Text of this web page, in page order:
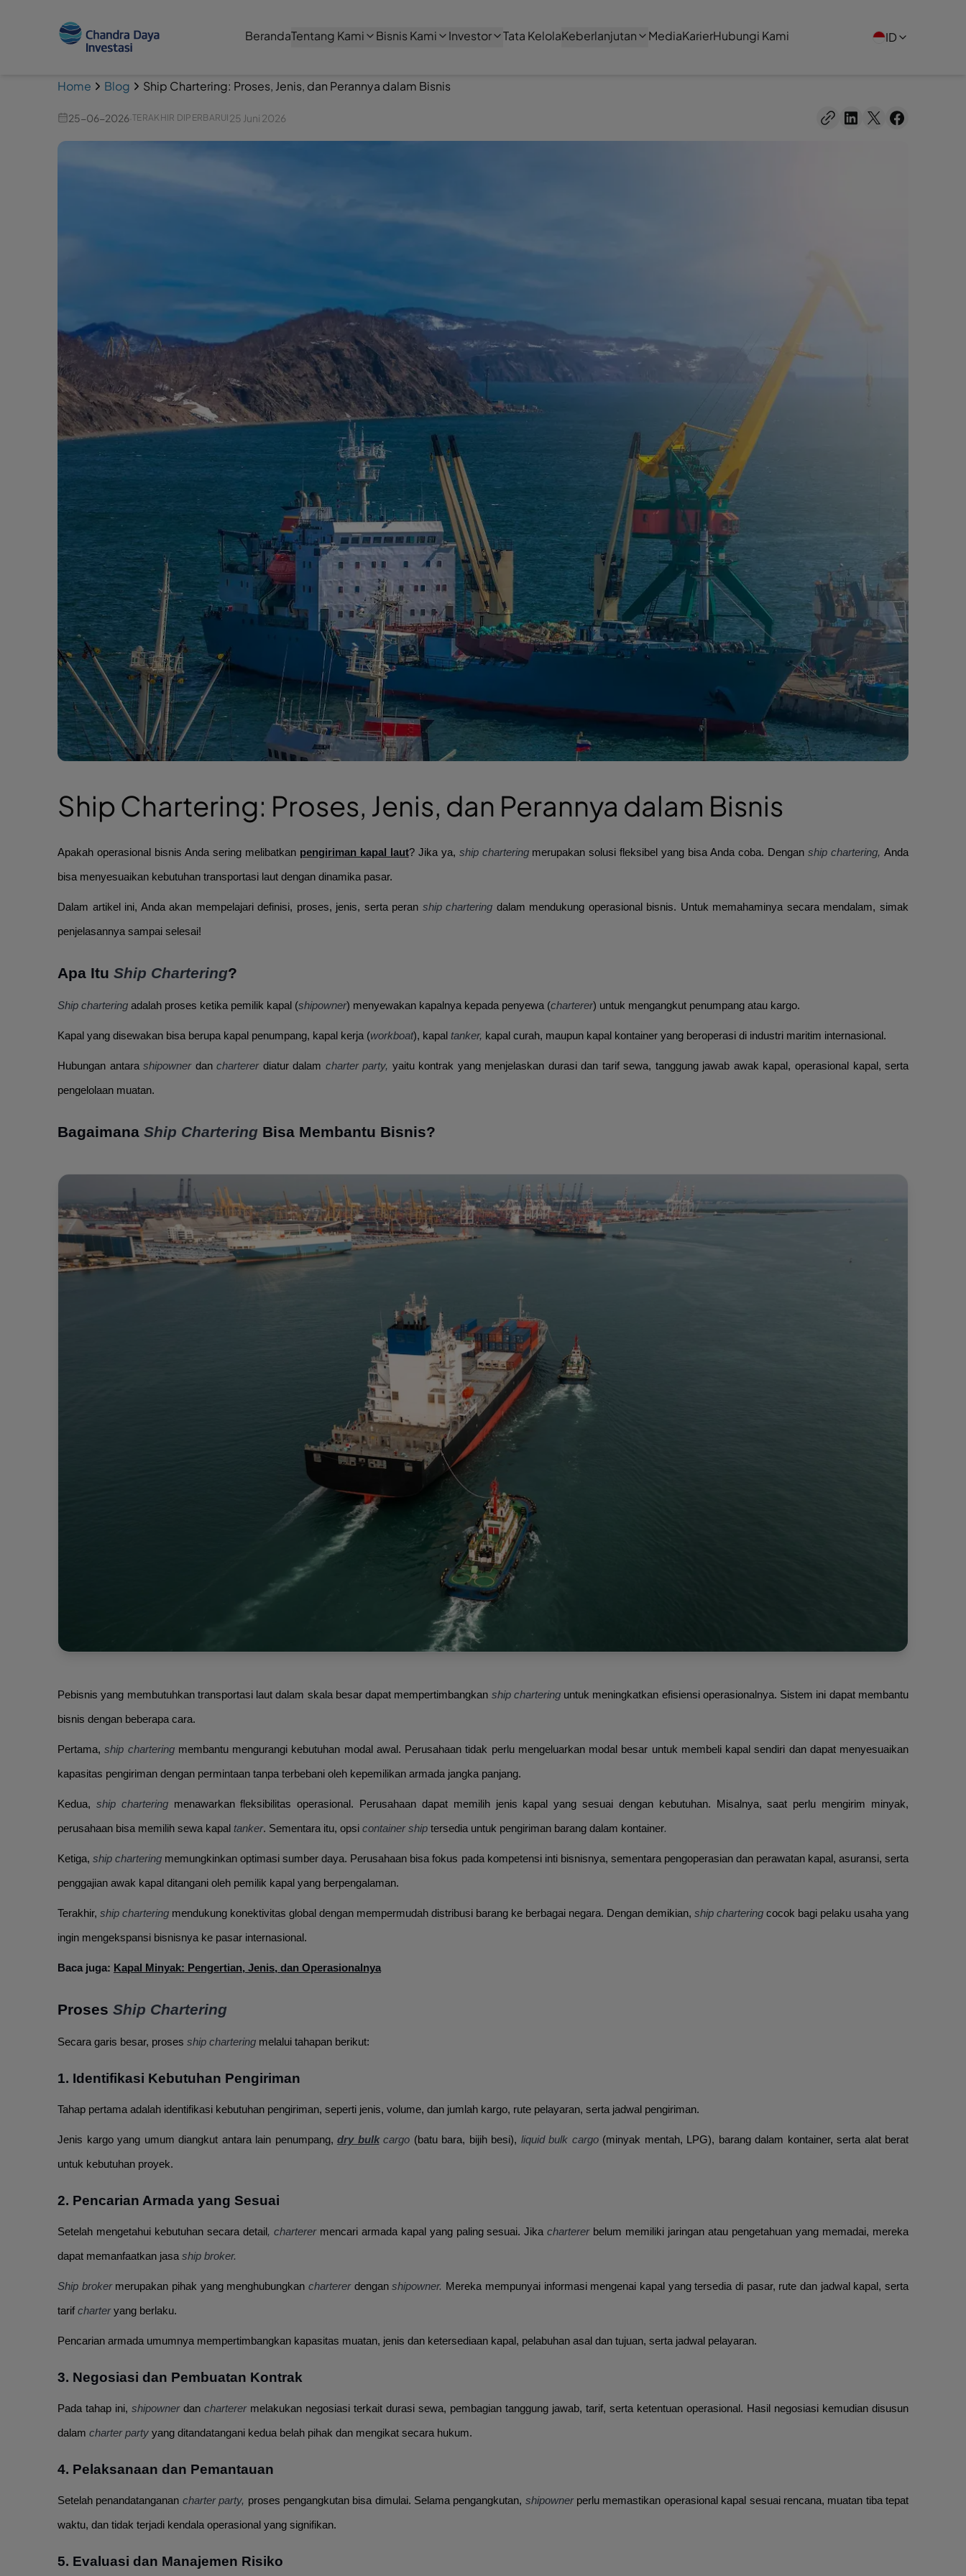
BerandaTentang Kami Bisnis Kami Investor Tata KelolaKeberlanjutan MediaKarierHubungi Kami ID
Home Blog Ship Chartering: Proses, Jenis, dan Perannya dalam Bisnis
25-06-2026·TERAKHIR DIPERBARUI 25 Juni 2026
Ship Chartering: Proses, Jenis, dan Perannya dalam Bisnis
Apakah operasional bisnis Anda sering melibatkan pengiriman kapal laut? Jika ya, ship chartering merupakan solusi fleksibel yang bisa Anda coba. Denganship chartering,Anda
bisa menyesuaikan kebutuhan transportasi laut dengan dinamika pasar.
Dalam artikel ini, Anda akan mempelajari definisi, proses, jenis, serta peran ship chartering dalam mendukung operasional bisnis. Untuk memahaminya secara mendalam, simak
penjelasannya sampai selesai!
Apa Itu Ship Chartering?
Ship chartering adalah proses ketika pemilik kapal (shipowner) menyewakan kapalnya kepada penyewa (charterer) untuk mengangkut penumpang atau kargo.
Kapal yang disewakan bisa berupa kapal penumpang, kapal kerja (workboat), kapal tanker, kapal curah, maupun kapal kontainer yang beroperasi di industri maritim internasional.
Hubungan antarashipowner dancharterer diatur dalam charter party, yaitu kontrak yang menjelaskan durasi dan tarif sewa, tanggung jawab awak kapal, operasional kapal, serta
pengelolaan muatan.
Bagaimana Ship Chartering Bisa Membantu Bisnis?
Pebisnis yang membutuhkan transportasi laut dalam skala besar dapat mempertimbangkan ship chartering untuk meningkatkan efisiensi operasionalnya. Sistem ini dapat membantu
bisnis dengan beberapa cara.
Pertama,ship charteringmembantu mengurangi kebutuhan modal awal. Perusahaan tidak perlu mengeluarkan modal besar untuk membeli kapal sendiri dan dapat menyesuaikan
kapasitas pengiriman dengan permintaan tanpa terbebani oleh kepemilikan armada jangka panjang.
Kedua, ship charteringmenawarkan fleksibilitas operasional. Perusahaan dapat memilih jenis kapal yang sesuai dengan kebutuhan. Misalnya, saat perlu mengirim minyak,
perusahaan bisa memilih sewa kapal tanker. Sementara itu, opsi container ship tersedia untuk pengiriman barang dalam kontainer.
Ketiga,ship chartering memungkinkan optimasi sumber daya. Perusahaan bisa fokus pada kompetensi inti bisnisnya, sementara pengoperasian dan perawatan kapal, asuransi, serta
penggajian awak kapal ditangani oleh pemilik kapal yang berpengalaman.
Terakhir, ship chartering mendukung konektivitas global dengan mempermudah distribusi barang ke berbagai negara. Dengan demikian, ship chartering cocok bagi pelaku usaha yang
ingin mengekspansi bisnisnya ke pasar internasional.
Baca juga: Kapal Minyak: Pengertian, Jenis, dan Operasionalnya
Proses Ship Chartering
Secara garis besar, proses ship chartering melalui tahapan berikut:
1. Identifikasi Kebutuhan Pengiriman
Tahap pertama adalah identifikasi kebutuhan pengiriman, seperti jenis, volume, dan jumlah kargo, rute pelayaran, serta jadwal pengiriman.
Jenis kargo yang umum diangkut antara lain penumpang, dry bulkcargo (batu bara, bijih besi), liquid bulk cargo(minyak mentah, LPG), barang dalam kontainer, serta alat berat
untuk kebutuhan proyek.
2. Pencarian Armada yang Sesuai
Setelah mengetahui kebutuhan secara detail , charterermencari armada kapal yang paling sesuai. Jikachartererbelum memiliki jaringan atau pengetahuan yang memadai, mereka
dapat memanfaatkan jasa ship broker.
Ship broker merupakan pihak yang menghubungkancharterer denganshipowner. Mereka mempunyai informasi mengenai kapal yang tersedia di pasar, rute dan jadwal kapal, serta
tarif charteryang berlaku.
Pencarian armada umumnya mempertimbangkan kapasitas muatan, jenis dan ketersediaan kapal, pelabuhan asal dan tujuan, serta jadwal pelayaran.
3. Negosiasi dan Pembuatan Kontrak
Pada tahap ini, shipowner dan charterer melakukan negosiasi terkait durasi sewa, pembagian tanggung jawab, tarif, serta ketentuan operasional. Hasil negosiasi kemudian disusun
dalam charter party yang ditandatangani kedua belah pihak dan mengikat secara hukum.
4. Pelaksanaan dan Pemantauan
Setelah penandatanganan charter party, proses pengangkutan bisa dimulai. Selama pengangkutan, shipowner perlu memastikan operasional kapal sesuai rencana, muatan tiba tepat
waktu, dan tidak terjadi kendala operasional yang signifikan.
5. Evaluasi dan Manajemen Risiko